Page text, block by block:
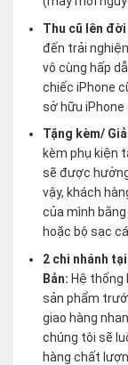
Thu cũ lên
đến trải
vô cùng hấp
chiếc iPhone
sở hữu iPhone
Tặng kèm/
kèm phụ kiện
sẽ được
vậy, khách
của mình
hoặc bộ sạc
2 chi nhánh
Bản:Hệ thống
sản phẩm
giao hàng
chúng tôi sẽ
hàng chất